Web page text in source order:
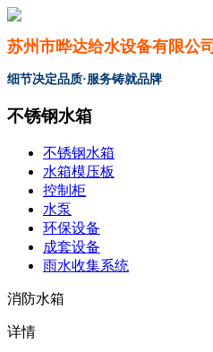
苏州市晔达给水设备有限公司
细节决定品质·服务铸就品牌
不锈钢水箱
不锈钢水箱
水箱模压板
控制柜
水泵
环保设备
成套设备
雨水收集系统
消防水箱
详情